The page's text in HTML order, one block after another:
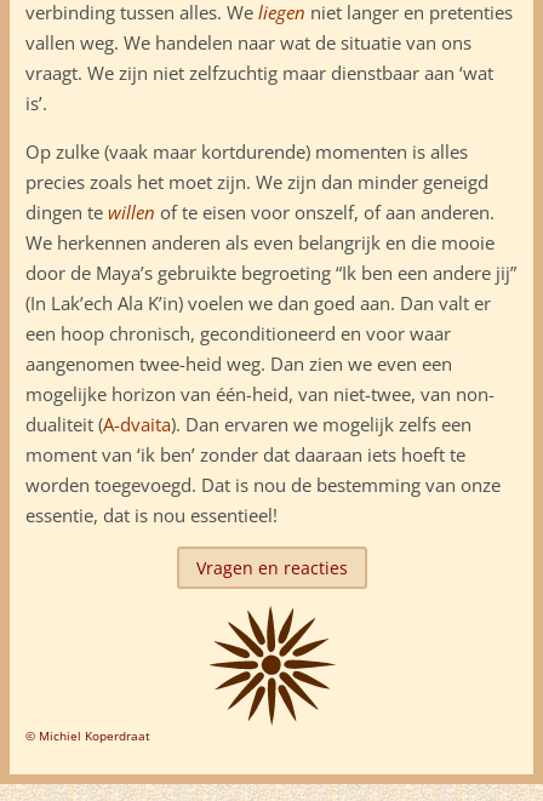
verbinding tussen alles. We liegen niet langer en pretenties
vallen weg. We handelen naar wat de situatie van ons
vraagt. We zijn niet zelfzuchtig maar dienstbaar aan ‘wat
is’.
Op zulke (vaak maar kortdurende) momenten is alles
precies zoals het moet zijn. We zijn dan minder geneigd
dingen te willen of te eisen voor onszelf, of aan anderen.
We herkennen anderen als even belangrijk en die mooie
door de Maya’s gebruikte begroeting “Ik ben een andere jij”
(In Lak’ech Ala K’in) voelen we dan goed aan. Dan valt er
een hoop chronisch, geconditioneerd en voor waar
aangenomen twee-heid weg. Dan zien we even een
mogelijke horizon van één-heid, van niet-twee, van non-
dualiteit (A-dvaita). Dan ervaren we mogelijk zelfs een
moment van ‘ik ben’ zonder dat daaraan iets hoeft te
worden toegevoegd. Dat is nou de bestemming van onze
essentie, dat is nou essentieel!
Vragen en reacties
© Michiel Koperdraat